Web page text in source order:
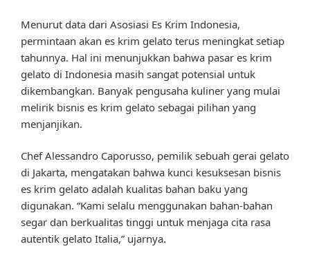
Menurut data dari Asosiasi Es Krim Indonesia,
permintaan akan es krim gelato terus meningkat setiap
tahunnya. Hal ini menunjukkan bahwa pasar es krim
gelato di Indonesia masih sangat potensial untuk
dikembangkan. Banyak pengusaha kuliner yang mulai
melirik bisnis es krim gelato sebagai pilihan yang
menjanjikan.
Chef Alessandro Caporusso, pemilik sebuah gerai gelato
di Jakarta, mengatakan bahwa kunci kesuksesan bisnis
es krim gelato adalah kualitas bahan baku yang
digunakan. “Kami selalu menggunakan bahan-bahan
segar dan berkualitas tinggi untuk menjaga cita rasa
autentik gelato Italia,” ujarnya.